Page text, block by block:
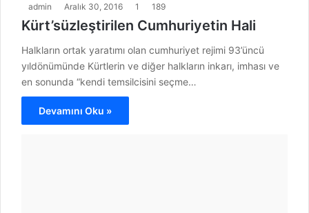
admin Aralık 30, 2016 1 189
Kürt’süzleştirilen Cumhuriyetin Hali
Halkların ortak yaratımı olan cumhuriyet rejimi 93’üncü
yıldönümünde Kürtlerin ve diğer halkların inkarı, imhası ve
en sonunda “kendi temsilcisini seçme…
Devamını Oku »